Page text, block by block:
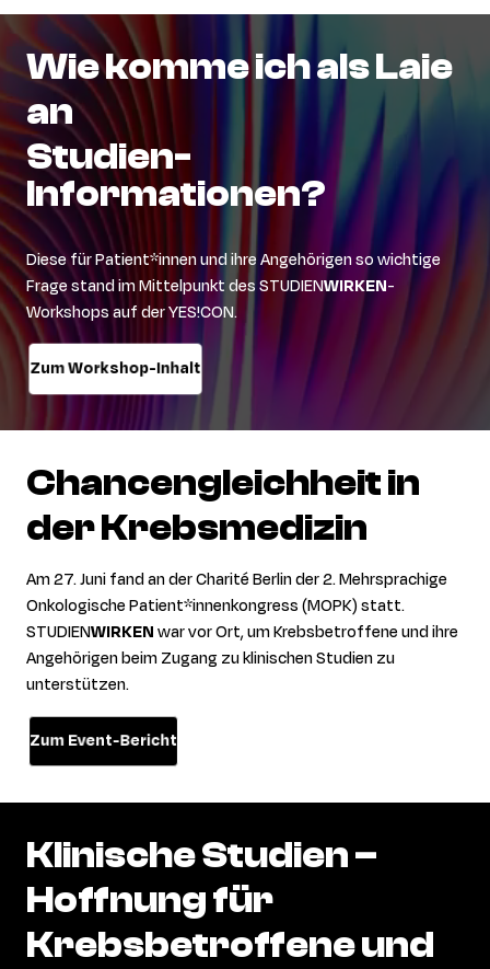
WiekommeichalsLaie
an
Studien-
Informationen?
Diese für Patient*innen und ihre Angehörigen so wichtige
Frage stand im Mittelpunkt des STUDIENWIRKEN-
Workshops auf der YES!CON.
Zum Workshop-Inhalt
Chancengleichheitin
derKrebsmedizin
Am 27. Juni fand an der Charité Berlin der2. Mehrsprachige
Onkologische Patient*innenkongress(MOPK) statt.
STUDIENWIRKENwar vor Ort, umKrebsbetroffene und ihre
Angehörigen beim Zugang zu klinischen Studien zu
unterstützen.
Zum Event-Bericht
KlinischeStudien–
Hoffnungfür
Krebsbetroffeneund